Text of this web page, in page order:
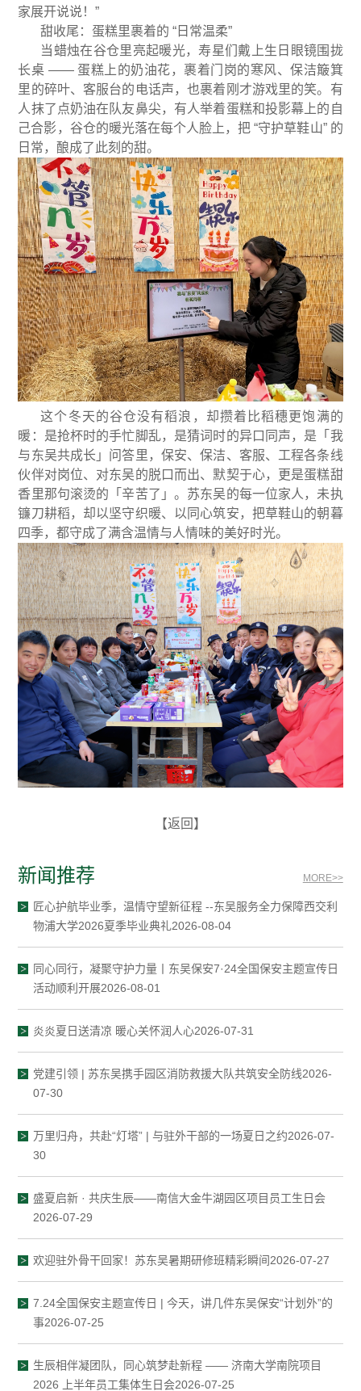
家展开说说！”
甜收尾：蛋糕里裹着的 “日常温柔”
当蜡烛在谷仓里亮起暖光，寿星们戴上生日眼镜围拢
长桌 —— 蛋糕上的奶油花，裹着门岗的寒风、保洁簸箕
里的碎叶、客服台的电话声，也裹着刚才游戏里的笑。有
人抹了点奶油在队友鼻尖，有人举着蛋糕和投影幕上的自
己合影，谷仓的暖光落在每个人脸上，把 “守护草鞋山” 的
日常，酿成了此刻的甜。
这个冬天的谷仓没有稻浪，却攒着比稻穗更饱满的
暖：是抢杯时的手忙脚乱，是猜词时的异口同声，是「我
与东吴共成长」问答里，保安、保洁、客服、工程各条线
伙伴对岗位、对东吴的脱口而出、默契于心，更是蛋糕甜
香里那句滚烫的「辛苦了」。苏东吴的每一位家人，未执
镰刀耕稻，却以坚守织暖、以同心筑安，把草鞋山的朝暮
四季，都守成了满含温情与人情味的美好时光。
【返回】
新闻推荐 MORE>>
匠心护航毕业季，温情守望新征程 --东吴服务全力保障西交利
物浦大学2026夏季毕业典礼2026-08-04
同心同行，凝聚守护力量丨东吴保安7·24全国保安主题宣传日
活动顺利开展2026-08-01
炎炎夏日送清凉 暖心关怀润人心2026-07-31
党建引领 | 苏东吴携手园区消防救援大队共筑安全防线2026-
07-30
万里归舟，共赴“灯塔” | 与驻外干部的一场夏日之约2026-07-
30
盛夏启新 · 共庆生辰——南信大金牛湖园区项目员工生日会
2026-07-29
欢迎驻外骨干回家！苏东吴暑期研修班精彩瞬间2026-07-27
7.24全国保安主题宣传日 | 今天，讲几件东吴保安“计划外”的
事2026-07-25
生辰相伴凝团队，同心筑梦赴新程 —— 济南大学南院项目
2026 上半年员工集体生日会2026-07-25